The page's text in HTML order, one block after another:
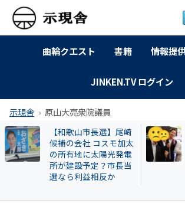
曲輪クエスト 書籍 情報提
JINKEN.TV ログイン
示現舎 原山大亮衆院議員
【和歌山市長選】尾崎
候補の会社 コスモ加太
の所有地に太陽光発電
所が建設予定？市長当
選なら利益相反か